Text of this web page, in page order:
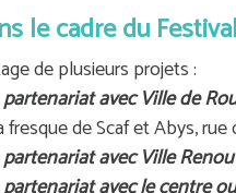
le cadre du
de plusieurs projets :
avec Ville de
fresque de Scaf et Abys, rue
partenariat avec Ville